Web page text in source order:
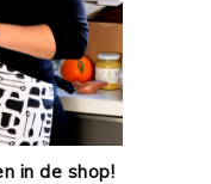
in de shop!